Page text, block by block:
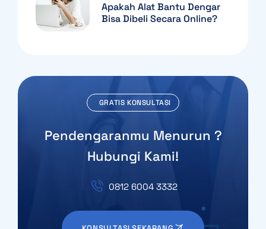
Apakah Alat Bantu Dengar
Bisa Dibeli Secara Online?
GRATIS KONSULTASI
Pendengaranmu Menurun ?
Hubungi Kami!
0812 6004 3332